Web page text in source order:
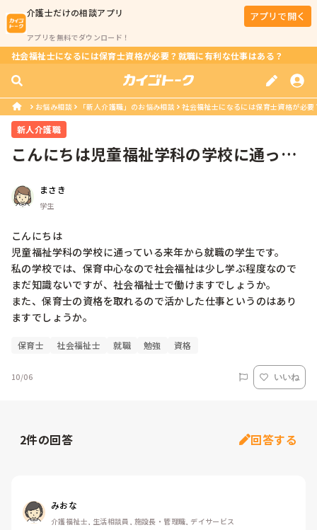
介護士だけの相談アプリ
アプリを無料でダウンロード！
アプリで開く
社会福祉士になるには保育士資格が必要？就職に有利な仕事はある？
お悩み相談 「新人介護職」のお悩み相談 社会福祉士になるには保育士資格が必
新人介護職
こんにちは児童福祉学科の学校に通って
まさき
学生
こんにちは
児童福祉学科の学校に通っている来年から就職の学生です。
私の学校では、保育中心なので社会福祉は少し学ぶ程度なので
まだ知識ないですが、社会福祉士で働けますでしょうか。
また、保育士の資格を取れるので活かした仕事というのはあり
保育士 社会福祉士 就職 勉強 資格
10/06 いいね
2件の回答 回答する
みおな
介護福祉士, 生活相談員, 施設長・管理職, デイサービス